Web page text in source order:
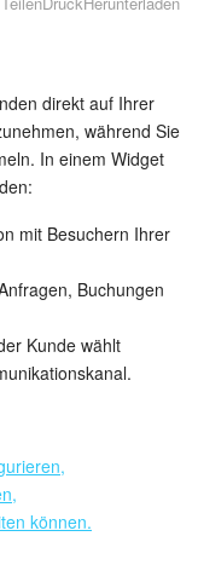
direkt auf Ihrer
während Sie
In einem Widget
mit Besuchern Ihrer
Buchungen
Kunde wählt
können.